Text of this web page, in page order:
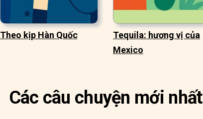
Theo kịp Hàn Quốc
Tequila: hương vị của
Mexico
Các câu chuyện mới nhất